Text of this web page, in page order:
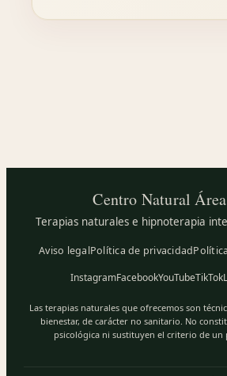
Centro Natural
Terapias naturales e hipnoterapia
Aviso legalPolítica de privacidad
InstagramFacebookYouTubeTikTok
Las terapias naturales que ofrecemos son
bienestar, de carácter no sanitario. No
psicológica ni sustituyen el criterio de